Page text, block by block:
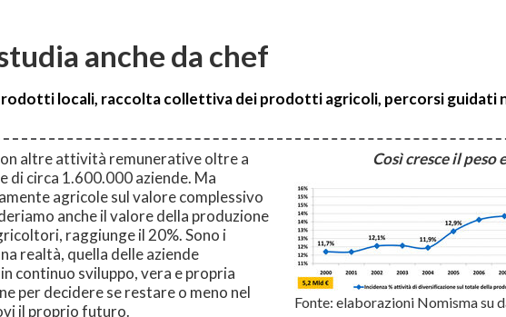
anche da chef
locali, raccolta collettiva dei prodotti agricoli, percorsi guidati
altre attività remunerative oltre a
di circa 1.600.000 aziende. Ma
agricole sul valore complessivo
anche il valore della produzione
raggiunge il 20%. Sono i
realtà, quella delle aziende
continuo sviluppo, vera e propria
per decidere se restare o meno nel
il proprio futuro.
Così cresce il
Fonte: elaborazioni Nomisma su